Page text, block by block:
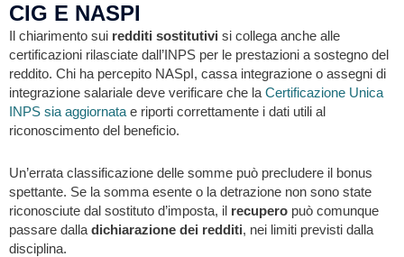
CIG E NASPI
Il chiarimento sui redditi sostitutivi si collega anche alle
certificazioni rilasciate dall’INPS per le prestazioni a sostegno del
reddito. Chi ha percepito NASpI, cassa integrazione o assegni di
integrazione salariale deve verificare che laCertificazione Unica
INPS sia aggiornatae riporti correttamente i dati utili al
riconoscimento del beneficio.
Un’errata classificazione delle somme può precludere il bonus
spettante. Se la somma esente o la detrazione non sono state
riconosciute dal sostituto d’imposta, il recupero può comunque
passare dalla dichiarazione dei redditi, nei limiti previsti dalla
disciplina.